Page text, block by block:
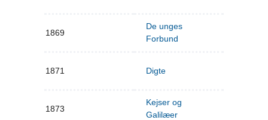
1869
De unges
Forbund
1871 Digte
1873
Kejser og
Galilæer